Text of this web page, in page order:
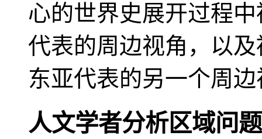
心的世界史展开过程
代表的周边视角，以
东亚代表的另一个周
人文学者分析区域问题